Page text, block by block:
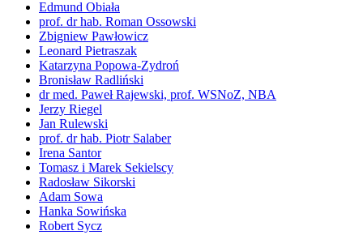
Edmund Obiała
prof. dr hab. Roman Ossowski
Zbigniew Pawłowicz
Leonard Pietraszak
Katarzyna Popowa-Zydroń
Bronisław Radliński
dr med. Paweł Rajewski, prof. WSNoZ, NBA
Jerzy Riegel
Jan Rulewski
prof. dr hab. Piotr Salaber
Irena Santor
Tomasz i Marek Sekielscy
Radosław Sikorski
Adam Sowa
Hanka Sowińska
Robert Sycz